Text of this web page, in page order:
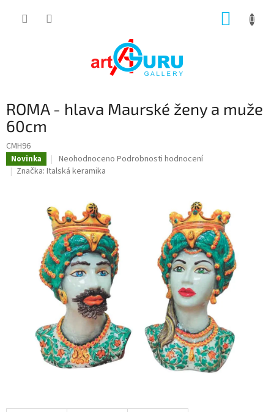
ROMA - hlava Maurské ženy a muže
60cm
CMH96
Novinka
Průměrné
hodnocení
z
5
hvězdiček.
Neohodnoceno Podrobnosti hodnocení
Značka: Italská keramika